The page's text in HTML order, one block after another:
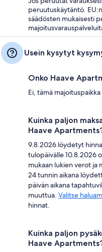
peruutuskäytäntö.
säädösten mukaisesti
Usein kysytyt
Onko Haave
Ei, tämä
Kuinka paljon
Haave
9.8.2026 löydetyt
tulopäivälle 10.8.2026
mukaan lukien verot ja
24 tunnin aikana
päivän aikana
muuttua. Valitse
hinnat.
Kuinka paljon
Haave